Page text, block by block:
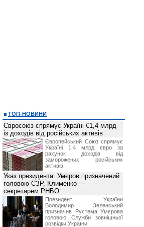
ТОП-НОВИНИ
Євросоюз спрямує Україні €1,4 млрд
із доходів від російських активів
Європейський Союз спрямує
Україні 1,4 млрд євро за
рахунок доходів від
заморожених російських
активів.
Указ президента: Умєров призначений
головою СЗР, Клименко —
секретарем РНБО
Президент України
Володимир Зеленський
призначив Pустема Умєрова
головою Служби зовнішньої
розвідки України.